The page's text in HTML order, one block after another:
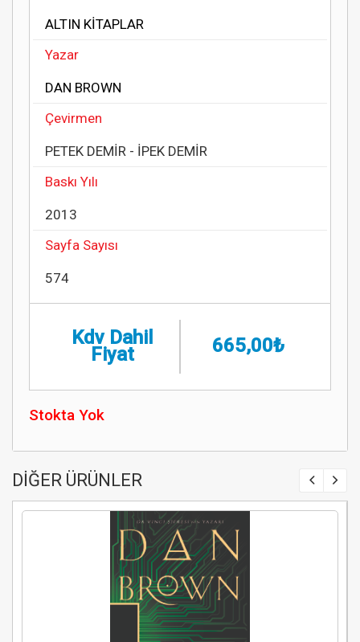
ALTIN KİTAPLAR
Yazar
DAN BROWN
Çevirmen
PETEK DEMİR - İPEK DEMİR
Baskı Yılı
2013
Sayfa Sayısı
574
Kdv Dahil
Fiyat 665,00₺
Stokta Yok
DİĞER ÜRÜNLER